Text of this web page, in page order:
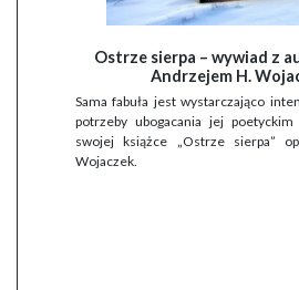
Ostrze sierpa – wywiad z
Andrzejem H.
Sama fabuła jest wystarczająco
potrzeby ubogacania jej
swojej książce „Ostrze sierpa”
Wojaczek.